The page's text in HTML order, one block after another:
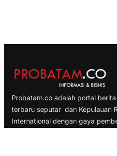
Probatam.co adalah portal
terbaru seputar dan Kepulauan
International dengan gaya